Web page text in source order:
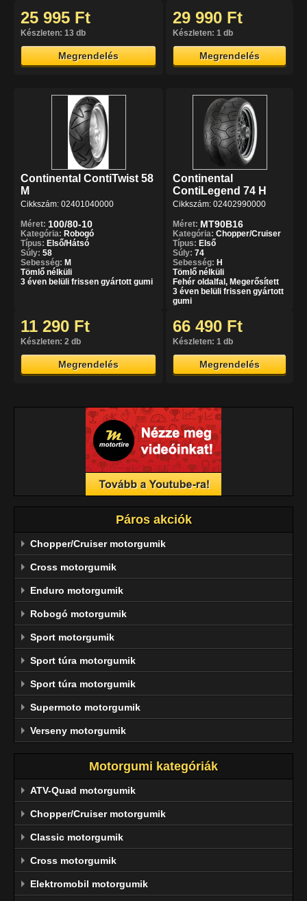
25 995 Ft
Készleten: 13 db
Megrendelés
29 990 Ft
Készleten: 1 db
Megrendelés
Continental ContiTwist 58
M
Cikkszám: 02401040000
Méret: 100/80-10
Kategória: Robogó
Típus: Első/Hátsó
Súly: 58
Sebesség: M
Tömlő nélküli
3 éven belüli frissen gyártott gumi
Continental
ContiLegend 74 H
Cikkszám: 02402990000
Méret: MT90B16
Kategória: Chopper/Cruiser
Típus: Első
Súly: 74
Sebesség: H
Tömlő nélküli
Fehér oldalfal, Megerősített
3 éven belüli frissen gyártott
gumi
11 290 Ft
Készleten: 2 db
Megrendelés
66 490 Ft
Készleten: 1 db
Megrendelés
Páros akciók
Chopper/Cruiser motorgumik
Cross motorgumik
Enduro motorgumik
Robogó motorgumik
Sport motorgumik
Sport túra motorgumik
Sport túra motorgumik
Supermoto motorgumik
Verseny motorgumik
Motorgumi kategóriák
ATV-Quad motorgumik
Chopper/Cruiser motorgumik
Classic motorgumik
Cross motorgumik
Elektromobil motorgumik